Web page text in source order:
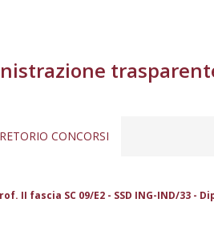
CONCORSI
II fascia SC 09/E2 - SSD ING-IND/